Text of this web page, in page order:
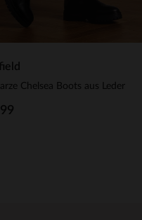
Chelsea Boots aus Leder